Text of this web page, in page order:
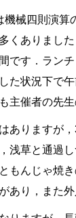
機械四則演算
くありまし
です．ラン
た状況下で
主催者の先
ありますが
浅草と通過
もんじゃ焼
あり，また